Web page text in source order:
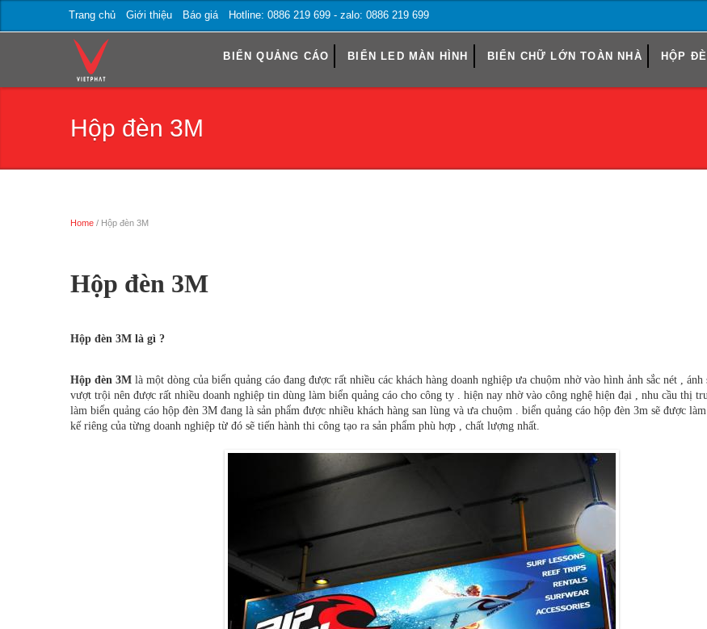
Trang chủ Giới thiệu Báo giá Hotline: 0886 219 699 - zalo: 0886 219 699
BIỂN QUẢNG CÁO BIỂN LED MÀN HÌNH BIỂN CHỮ LỚN TOÀN NHÀ HỘP
Hộp đèn 3M
Home / Hộp đèn 3M
Hộp đèn 3M
Hộp đèn 3M là gì ?
Hộp đèn 3M là một dòng của biển quảng cáo đang được rất nhiều các khách hàng doanh nghiệp ưa chuộm nhờ vào hình ảnh sắc nét , ánh
vượt trội nên được rất nhiều doanh nghiệp tin dùng làm biển quảng cáo cho công ty . hiện nay nhờ vào công nghệ hiện đại , nhu cầu thị
làm biển quảng cáo hộp đèn 3M đang là sản phẩm được nhiều khách hàng san lùng và ưa chuộm . biển quảng cáo hộp đèn 3m sẽ được
kế riêng của từng doanh nghiệp từ đó sẽ tiến hành thi công tạo ra sản phẩm phù hợp , chất lượng nhất.